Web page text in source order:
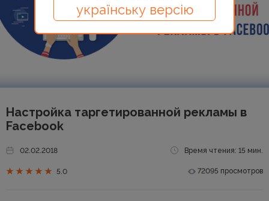
Настройка таргетированной рекламы в
Facebook
02.02.2018 Время чтения: 15 мин.
5.0 72095 просмотров
українську версію